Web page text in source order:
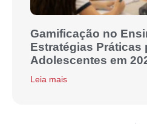
Gamificação no
Estratégias Práticas
Adolescentes em
Leia mais